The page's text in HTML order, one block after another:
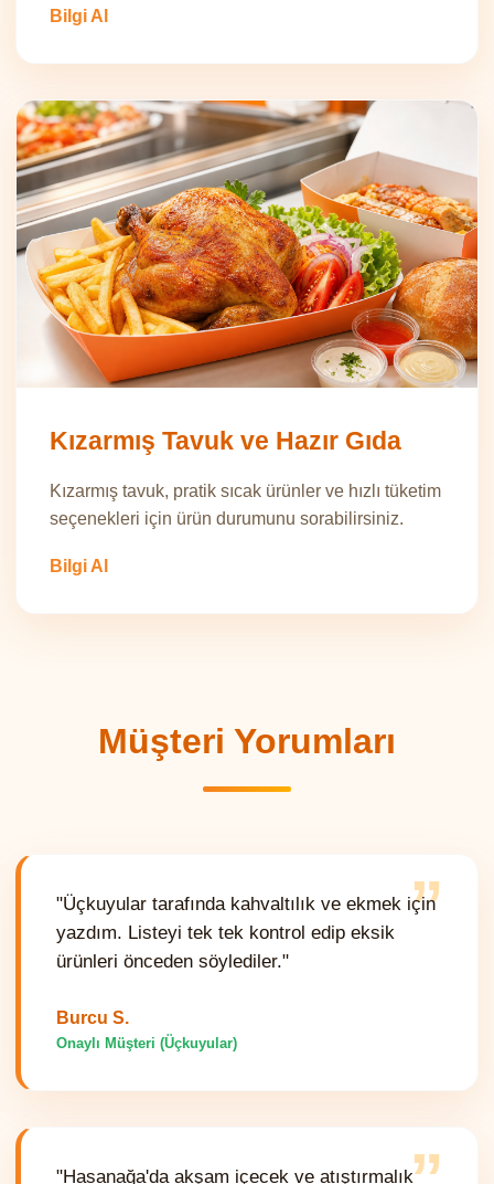
Bilgi Al
Kızarmış Tavuk ve Hazır Gıda
Kızarmış tavuk, pratik sıcak ürünler ve hızlı tüketim
seçenekleri için ürün durumunu sorabilirsiniz.
Bilgi Al
Müşteri Yorumları
”
"Üçkuyular tarafında kahvaltılık ve ekmek için
yazdım. Listeyi tek tek kontrol edip eksik
ürünleri önceden söylediler."
Burcu S.
Onaylı Müşteri (Üçkuyular)
"Hasanağa'da akşam içecek ve atıştırmalık